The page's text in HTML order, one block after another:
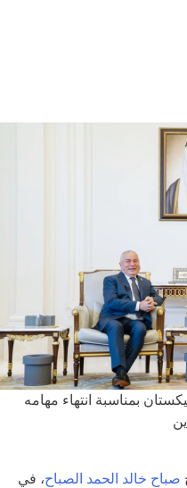
بمناسبة انتهاء مهامه
صباح خالد الحمد الصباح، في